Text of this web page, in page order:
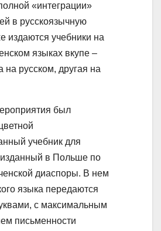
«интеграции»
в русскоязычную
издаются учебники на
языках вкупе –
на русском, другая на
был
учебник для
в Польше по
диаспоры. В нем
языка передаются
с максимальным
письменности